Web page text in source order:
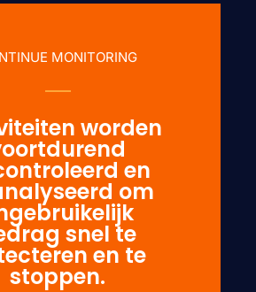
MONITORING
worden
en
om
snel te
en te
stoppen.